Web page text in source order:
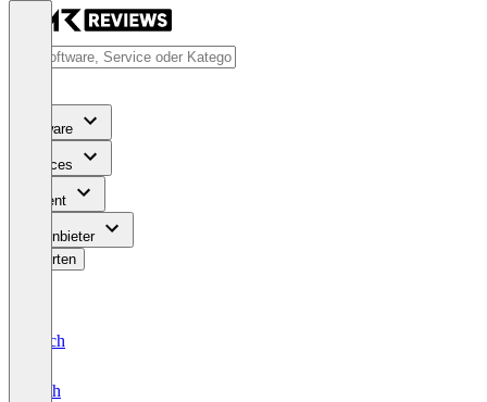
Software
Services
Content
Für Anbieter
Bewerten
Deutsch
English